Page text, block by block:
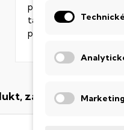
portu a můžete
tak chráněn před
připne na klíčenku.
zakoupili také: